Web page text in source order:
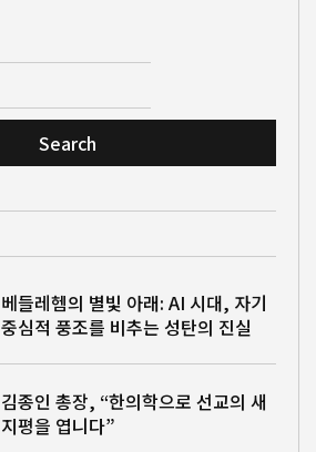
Search
베들레헴의 별빛 아래: AI 시대, 자기
중심적 풍조를 비추는 성탄의 진실
김종인 총장, “한의학으로 선교의 새
지평을 엽니다”